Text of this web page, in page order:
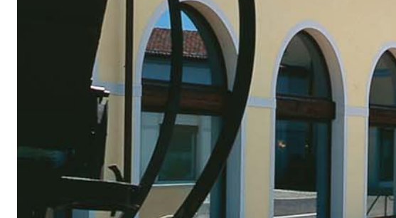
AQUAZIP ONE PRO
Guaina impermeabilizzante elastica monocomponente polimero
cementizia